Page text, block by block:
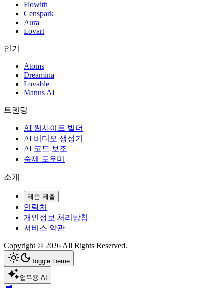
Flowith
Genspark
Aura
Lovart
인기
Atoms
Dreamina
Lovable
Manus AI
트렌딩
AI 웹사이트 빌더
AI 비디오 생성기
AI 코드 보조
숙제 도우미
소개
제품 제출
연락처
개인정보 처리방침
서비스 약관
Copyright © 2026 All Rights Reserved.
Toggle theme
업무용 AI